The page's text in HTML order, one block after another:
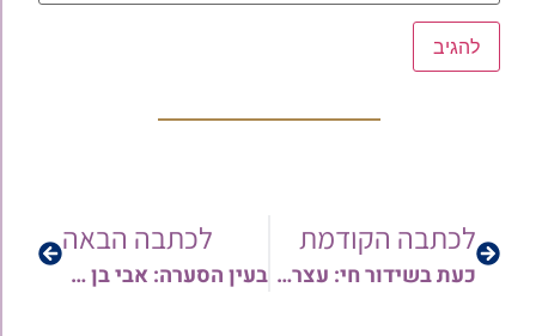
לכתבה הקודמת
כעת בשידור חי: עצרת מספד והתעוררות בבית הכנסת צופיוף לזכר הגאון רבי יואל חכימה זצ"ל • צפו בגלריה מניחום אבלים ומתולדותיו
לכתבה הבאה
בעין הסערה: אבי בן שימול בריאיון מרתק לקו המאורות – "הזכות של לימוד ספר דברים בשבת, שהצילה את הבית בנס ציונה…" • האזינו